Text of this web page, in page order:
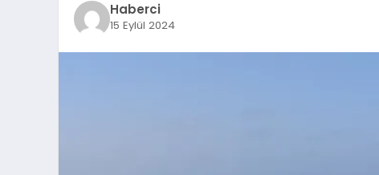
Haberci
15 Eylül 2024